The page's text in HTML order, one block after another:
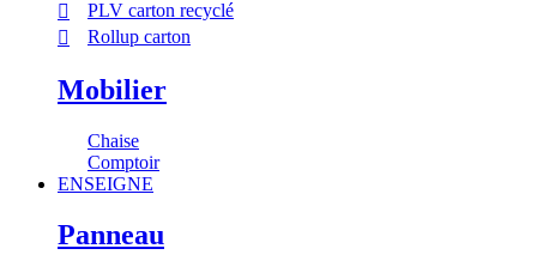
PLV carton recyclé
Rollup carton
Mobilier
Chaise
Comptoir
ENSEIGNE
Panneau